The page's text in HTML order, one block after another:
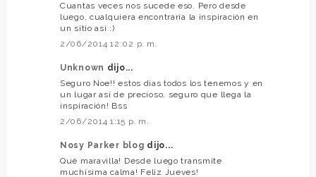
Cuantas veces nos sucede eso. Pero desde
luego, cualquiera encontraría la inspiración en
un sitio así :)
2/06/2014 12:02 p. m.
Unknown dijo...
Seguro Noe!! estos dias todos los tenemos y en
un lugar así de precioso, seguro que llega la
inspiración! Bss
2/06/2014 1:15 p. m.
Nosy Parker blog dijo...
Qué maravilla! Desde luego transmite
muchísima calma! Feliz Jueves!